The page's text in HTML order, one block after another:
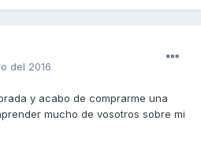
del 2016
y acabo de comprarme una
mucho de vosotros sobre mi